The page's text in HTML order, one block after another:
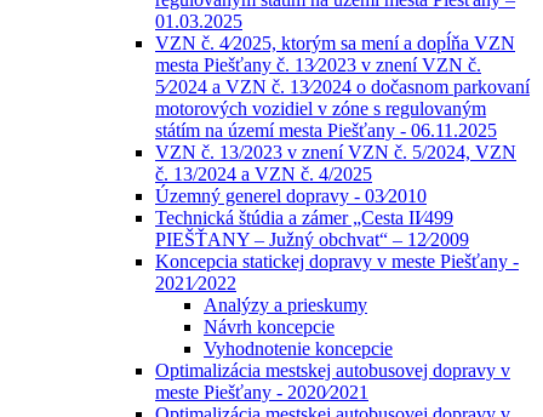
01.03.2025
VZN č. 4⁄2025, ktorým sa mení a dopĺňa VZN
mesta Piešťany č. 13⁄2023 v znení VZN č.
5⁄2024 a VZN č. 13⁄2024 o dočasnom parkovaní
motorových vozidiel v zóne s regulovaným
státím na území mesta Piešťany - 06.11.2025
VZN č. 13/2023 v znení VZN č. 5/2024, VZN
č. 13/2024 a VZN č. 4/2025
Územný generel dopravy - 03⁄2010
Technická štúdia a zámer „Cesta II⁄499
PIEŠŤANY – Južný obchvat“ – 12⁄2009
Koncepcia statickej dopravy v meste Piešťany -
2021⁄2022
Analýzy a prieskumy
Návrh koncepcie
Vyhodnotenie koncepcie
Optimalizácia mestskej autobusovej dopravy v
meste Piešťany - 2020⁄2021